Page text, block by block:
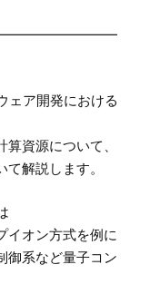
ェア開発における
資源について、
解説します。
イオン方式を例に
御系など量子コン